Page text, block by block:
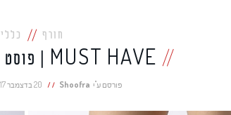
חורף כללי
MUST HAVE | פוסט המגפיים הגדול
פורסם ע"י Shoofra 20 בדצמבר 2017